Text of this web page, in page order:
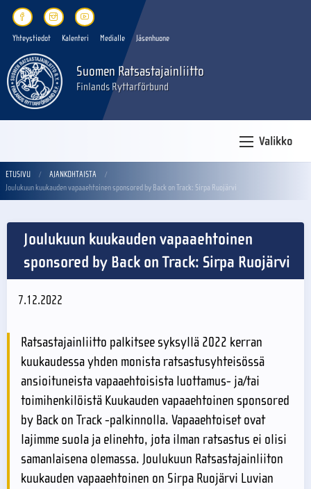
Yhteystiedot Kalenteri Medialle Jäsenhuone
Suomen Ratsastajainliitto
Finlands Ryttarförbund
Valikko
ETUSIVU
AJANKOHTAISTA
Joulukuun kuukauden vapaaehtoinen sponsored by Back on Track: Sirpa Ruojärvi
Joulukuun kuukauden vapaaehtoinen
sponsored by Back on Track: Sirpa Ruojärvi
7.12.2022
Ratsastajainliitto palkitsee syksyllä 2022 kerran
kuukaudessa yhden monista ratsastusyhteisössä
ansioituneista vapaaehtoisista luottamus- ja/tai
toimihenkilöistä Kuukauden vapaaehtoinen sponsored
by Back on Track -palkinnolla. Vapaaehtoiset ovat
lajimme suola ja elinehto, jota ilman ratsastus ei olisi
samanlaisena olemassa. Joulukuun Ratsastajainliiton
kuukauden vapaaehtoinen on Sirpa Ruojärvi Luvian